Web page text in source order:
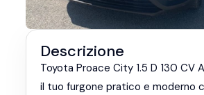
Descrizione
Toyota Proace City 1.5 D 130 CV
il tuo furgone pratico e moderno